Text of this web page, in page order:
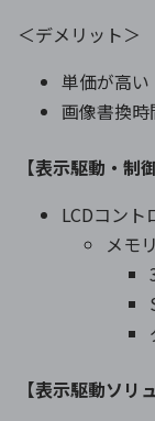
＜デメリット＞
単価が高い
画像書換時
【表示駆動・制
LCDコント
メモ
【表示駆動ソリ